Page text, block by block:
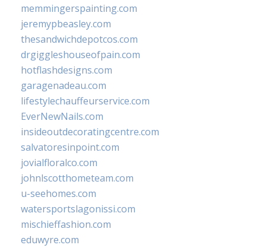
memmingerspainting.com
jeremypbeasley.com
thesandwichdepotcos.com
drgiggleshouseofpain.com
hotflashdesigns.com
garagenadeau.com
lifestylechauffeurservice.com
EverNewNails.com
insideoutdecoratingcentre.com
salvatoresinpoint.com
jovialfloralco.com
johnlscotthometeam.com
u-seehomes.com
watersportslagonissi.com
mischieffashion.com
eduwyre.com